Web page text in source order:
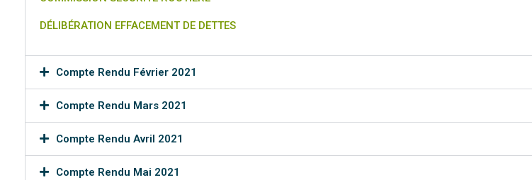
DÉLIBÉRATION EFFACEMENT DE DETTES
Compte Rendu Février 2021
Compte Rendu Mars 2021
Compte Rendu Avril 2021
Compte Rendu Mai 2021